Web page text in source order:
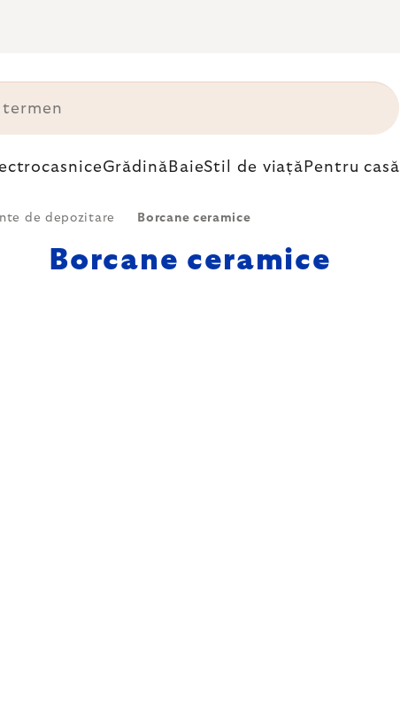
Grădină BaieStil de viață Pentru casă
de depozitare Borcane ceramice
Borcane ceramice